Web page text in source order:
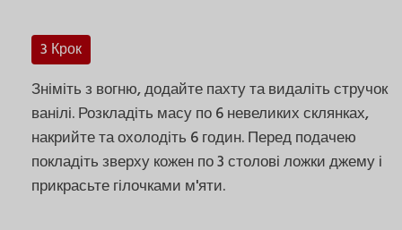
3 Крок
Зніміть з вогню, додайте пахту та видаліть стручок
ванілі. Розкладіть масу по 6 невеликих склянках,
накрийте та охолодіть 6 годин. Перед подачею
покладіть зверху кожен по 3 столові ложки джему і
прикрасьте гілочками м'яти.